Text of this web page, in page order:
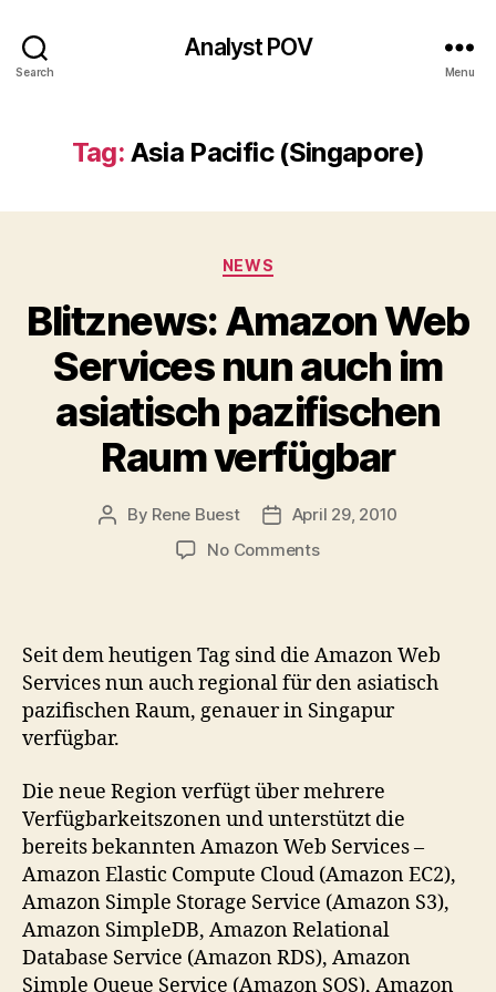
Search
Analyst POV
Menu
Tag: Asia Pacific (Singapore)
Categories
NEWS
Blitznews: Amazon Web
Services nun auch im
asiatisch pazifischen
Raum verfügbar
Post
By Rene Buest
PostApril 29, 2010
No Commentson
Services
nun
auch
im
Raum
verfügbar
Seit dem heutigen Tag sind die Amazon Web
Services nun auch regional für den asiatisch
pazifischen Raum, genauer in Singapur
verfügbar.
Die neue Region verfügt über mehrere
Verfügbarkeitszonen und unterstützt die
bereits bekannten Amazon Web Services –
Amazon Elastic Compute Cloud (Amazon EC2),
Amazon Simple Storage Service (Amazon S3),
Amazon SimpleDB, Amazon Relational
Database Service (Amazon RDS), Amazon
Simple Queue Service (Amazon SQS), Amazon